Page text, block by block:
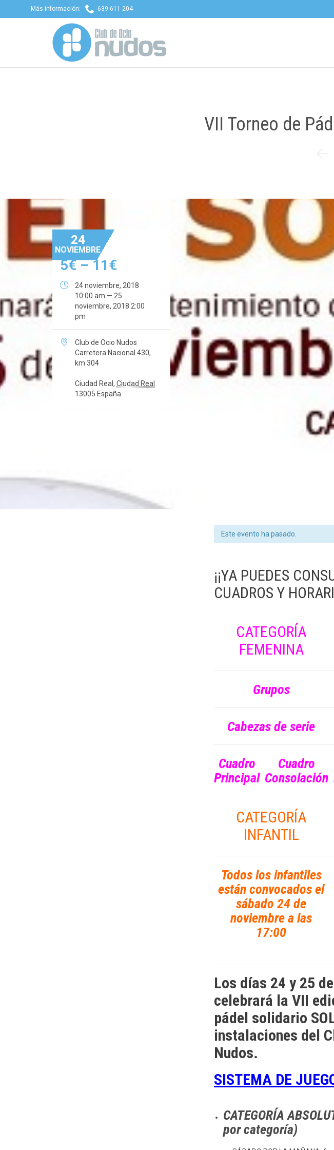
Más información:  639 611 204
VII Torneo de

24
NOVIEMBRE
5€ – 11€

24 noviembre, 2018
10:00 am — 25
noviembre, 2018 2:00
pm

Club de Ocio Nudos
Carretera Nacional 430,
km 304
Ciudad Real , Ciudad Real
13005 España
Este evento ha pasado.
¡¡YA PUEDES
CUADROS Y
CATEGORÍA
FEMENINA
Grupos
Cabezas de serie
Cuadro
Principal
Cuadro
Consolación
CATEGORÍA
INFANTIL
Todos los infantiles
están convocados el
sábado 24 de
noviembre a las
17:00
Los días 24 y 25
celebrará la VII
pádel solidario
instalaciones del
Nudos.
SISTEMA DE
CATEGORÍA
por categoría)